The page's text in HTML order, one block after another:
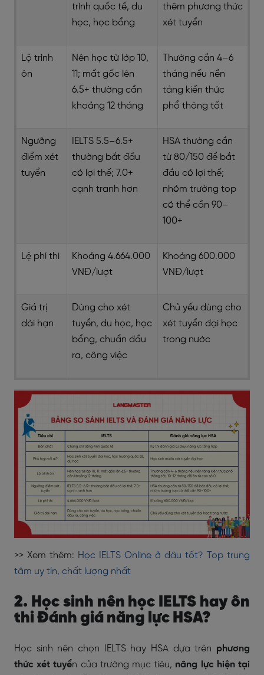
trình quốc tế, du
học, học bổng
thêm phương thức
xét tuyển
Lộ trình
ôn
Nên học từ lớp 10,
11; mất gốc lên
6.5+ thường cần
khoảng 12 tháng
Thường cần 4–6
tháng nếu nền
tảng kiến thức
phổ thông tốt
Ngưỡng
điểm xét
tuyển
IELTS 5.5–6.5+
thường bắt đầu
có lợi thế; 7.0+
cạnh tranh hơn
HSA thường cần
từ 80/150 để bắt
đầu có lợi thế;
nhóm trường top
có thể cần 90–
100+
Lệ phí thi
Khoảng 4.664.000
VNĐ/lượt
Khoảng 600.000
VNĐ/lượt
Giá trị
dài hạn
Dùng cho xét
tuyển, du học, học
bổng, chuẩn đầu
ra, công việc
Chủ yếu dùng cho
xét tuyển đại học
trong nước
>> Xem thêm: Học IELTS Online ở đâu tốt? Top trung
tâm uy tín, chất lượng nhất
2. Học sinh nên học IELTS hay ôn
thi Đánh giá năng lực HSA?
Học sinh nên chọn IELTS hay HSA dựa trên phương
thức xét tuyển của trường mục tiêu, năng lực hiện tại